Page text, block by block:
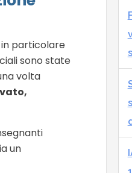
in particolare
sono state
volta
un